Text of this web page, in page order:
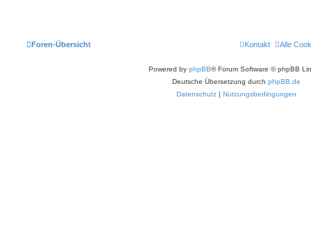
Foren-Übersicht Alle
Kontakt
Powered by phpBB® Forum Software © phpBB
Deutsche Übersetzung durch phpBB.de
Datenschutz | Nutzungsbedingungen